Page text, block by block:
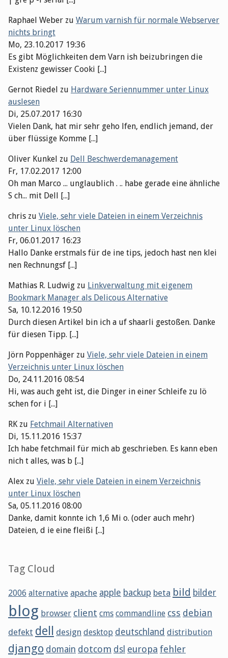
Raphael Weber zu Warum varnish für normale Webserver
nichts bringt
Mo, 23.10.2017 19:36
Es gibt Möglichkeiten dem Varn ish beizubringen die
Existenz gewisser Cooki [...]
Gernot Riedel zu Hardware Seriennummer unter Linux
auslesen
Di, 25.07.2017 16:30
Vielen Dank, hat mir sehr geho lfen, endlich jemand, der
über flüssige Komme [...]
Oliver Kunkel zu Dell Beschwerdemanagement
Fr, 17.02.2017 12:00
Oh man Marco ... unglaublich . .. habe gerade eine ähnliche
S ch... mit Dell [...]
chris zu Viele, sehr viele Dateien in einem Verzeichnis
unter Linux löschen
Fr, 06.01.2017 16:23
Hallo Danke erstmals für de ine tips, jedoch hast nen klei
nen Rechnungsf [...]
Mathias R. Ludwig zu Linkverwaltung mit eigenem
Bookmark Manager als Delicous Alternative
Sa, 10.12.2016 19:50
Durch diesen Artikel bin ich a uf shaarli gestoßen. Danke
für diesen Tipp. [...]
Jörn Poppenhäger zu Viele, sehr viele Dateien in einem
Verzeichnis unter Linux löschen
Do, 24.11.2016 08:54
Hi, was auch geht ist, die Dinger in einer Schleife zu lö
schen for i [...]
RKzu Fetchmail Alternativen
Di, 15.11.2016 15:37
Ich habe fetchmail für mich ab geschrieben. Es kann eben
nich t alles, was b [...]
Alex zu Viele, sehr viele Dateien in einem Verzeichnis
unter Linux löschen
Sa, 05.11.2016 08:00
Danke, damit konnte ich 1,6 Mi o. (oder auch mehr)
Dateien, d ie eine fleißi [...]
Tag Cloud
2006 alternative apache apple backup beta bild bilder
blog browser client cms commandline css debian
defekt dell design desktop deutschland distribution
django domain dotcom dsl europa fehler